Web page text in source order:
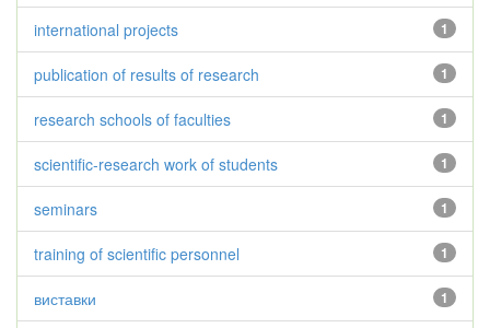
1
international projects
1
publication of results of research
1
research schools of faculties
1
scientific-research work of students
1
seminars
1
training of scientific personnel
1
виставки